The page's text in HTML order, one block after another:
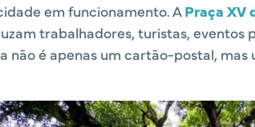
em funcionamento. APraça XV
trabalhadores, turistas, eventos
não é apenas um cartão-postal,